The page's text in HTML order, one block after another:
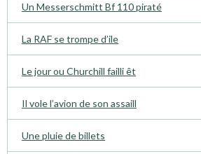
Un Messerschmitt Bf 110 piraté
La RAF se trompe d’ile
Le jour ou Churchill failli êt
Il vole l’avion de son assaill
Une pluie de billets